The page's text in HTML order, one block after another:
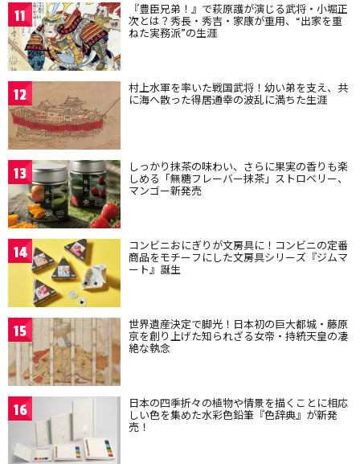
11 『豊臣兄弟！』で萩原護が演じる武将・小堀正
次とは？秀長・秀吉・家康が重用、“出家を重
ねた実務派”の生涯
12 村上水軍を率いた戦国武将！幼い弟を支え、共
に海へ散った得居通幸の波乱に満ちた生涯
13 しっかり抹茶の味わい、さらに果実の香りも楽
しめる「無糖フレーバー抹茶」ストロベリー、
マンゴー新発売
14 コンビニおにぎりが文房具に！コンビニの定番
商品をモチーフにした文房具シリーズ『ジムマ
ート』誕生
15 世界遺産決定で脚光！日本初の巨大都城・藤原
京を創り上げた知られざる女帝・持統天皇の凄
絶な執念
16 日本の四季折々の植物や情景を描くことに相応
しい色を集めた水彩色鉛筆『色辞典』が新発
売！